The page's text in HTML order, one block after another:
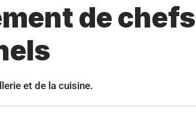
de chefs
et de la cuisine.